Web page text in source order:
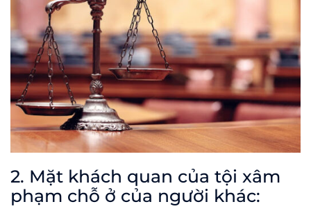
2. Mặt khách quan của tội xâm
phạm chỗ ở của người khác: